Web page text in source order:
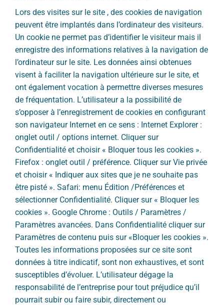
Lors des visites sur le site , des cookies de navigation
peuvent être implantés dans l’ordinateur des visiteurs.
Un cookie ne permet pas d’identifier le visiteur mais il
enregistre des informations relatives à la navigation de
l’ordinateur sur le site. Les données ainsi obtenues
visent à faciliter la navigation ultérieure sur le site, et
ont également vocation à permettre diverses mesures
de fréquentation. L’utilisateur a la possibilité de
s’opposer à l’enregistrement de cookies en configurant
son navigateur Internet en ce sens : Internet Explorer :
onglet outil / options internet. Cliquer sur
Confidentialité et choisir « Bloquer tous les cookies ».
Firefox : onglet outil / préférence. Cliquer sur Vie privée
et choisir « Indiquer aux sites que je ne souhaite pas
être pisté ». Safari: menu Édition /Préférences et
sélectionner Confidentialité. Cliquer sur « Bloquer les
cookies ». Google Chrome : Outils / Paramètres /
Paramètres avancées. Dans Confidentialité cliquer sur
Paramètres de contenu puis sur «Bloquer les cookies ».
Toutes les informations proposées sur ce site sont
données à titre indicatif, sont non exhaustives, et sont
susceptibles d’évoluer. L’utilisateur dégage la
responsabilité de l’entreprise pour tout préjudice qu’il
pourrait subir ou faire subir, directement ou